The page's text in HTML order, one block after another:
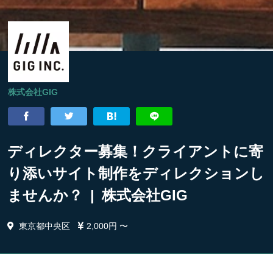
株式会社GIG
ディレクター募集！クライアントに寄
り添いサイト制作をディレクションし
ませんか？ | 株式会社GIG
東京都中央区 2,000円 〜